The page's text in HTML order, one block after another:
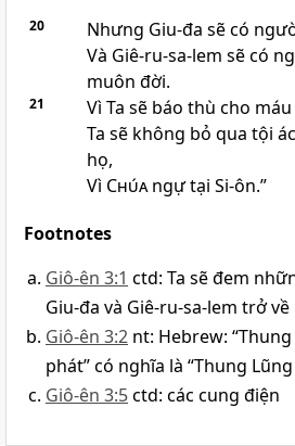
20
Nhưng Giu-đa sẽ có
Và Giê-ru-sa-lem sẽ có
muôn đời.
21
Vì Ta sẽ báo thù cho
Ta sẽ không bỏ qua tội
họ,
Vì Chúangự tại Si-ôn.”
Footnotes
Giô-ên 3:1 ctd: Ta sẽ đem
Giu-đa và Giê-ru-sa-lem trở về
Giô-ên 3:2 nt: Hebrew:
phát” có nghĩa là “Thung Lũng
Giô-ên 3:5ctd: các cung điện